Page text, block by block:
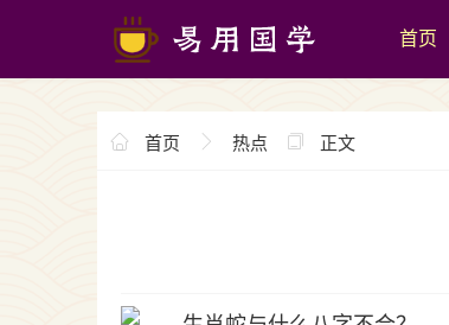
首页
首页 热点 正文